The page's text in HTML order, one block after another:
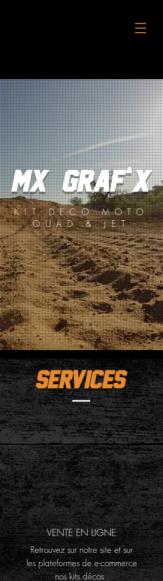
Mx Graf'X
KIT DECO MOTO
QUAD & JET
SERVICES
VENTE EN LIGNE
Retrouvez sur notre site et sur
les plateformes de e-commerce
nos kits décos.